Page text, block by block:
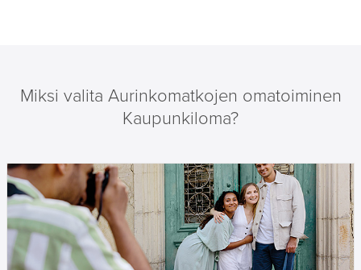
Miksi valita Aurinkomatkojen omatoiminen
Kaupunkiloma?